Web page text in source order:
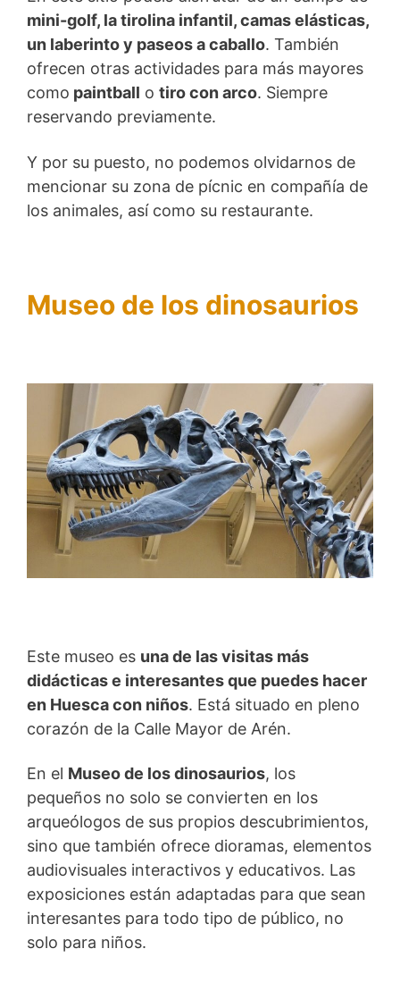
mini-golf, la tirolina infantil, camas elásticas,
un laberinto y paseos a caballo. También
ofrecen otras actividades para más mayores
como paintball o tiro con arco. Siempre
reservando previamente.
Y por su puesto, no podemos olvidarnos de
mencionar su zona de pícnic en compañía de
los animales, así como su restaurante.
Museo de los dinosaurios
Este museo es una de las visitas más
didácticas e interesantes que puedes hacer
en Huesca con niños. Está situado en pleno
corazón de la Calle Mayor de Arén.
En el Museo de los dinosaurios, los
pequeños no solo se convierten en los
arqueólogos de sus propios descubrimientos,
sino que también ofrece dioramas, elementos
audiovisuales interactivos y educativos. Las
exposiciones están adaptadas para que sean
interesantes para todo tipo de público, no
solo para niños.